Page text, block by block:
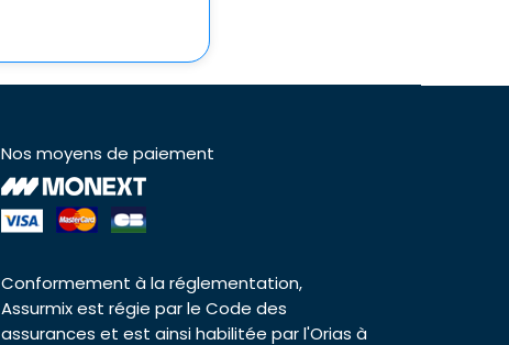
Nos moyens de paiement
Conformement à la réglementation,
Assurmix est régie par le Code des
assurances et est ainsi habilitée par l'Orias à